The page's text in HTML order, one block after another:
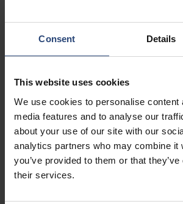
Consent Details
This website uses cookies
We use cookies to personalise
media features and to analyse our
about your use of our site with our
analytics partners who may combine it
you’ve provided to them or that
their services.
Transforme os dados
embalagens em ação
No atual contexto da cadeia de
precisam de formas práticas de reduzir
sustentabilidade e garantir que as
cumprir os requisitos legais.
À medida que a pressão sobre a cadeia de